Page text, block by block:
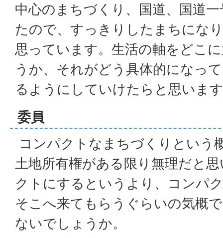
中心のまちづくり、国道、国道
たので、すっきりしたまちにな
思っています。生活の軸をどこ
うか、それがどう具体的になっ
るようにしていけたらと思いま
委員
コンパクトなまちづくりという
土地所有権がある限り無理だと
クトにするというより、コンパ
そこへ来てもらうぐらいの気概
ないでしょうか。